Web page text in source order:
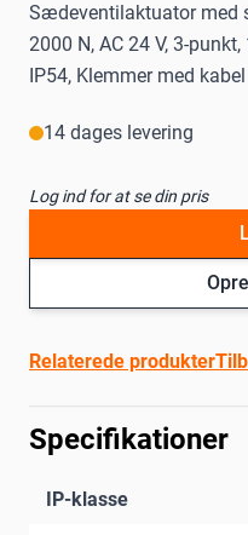
Sædeventilaktuator med
2000 N, AC 24 V, 3-
IP54, Klemmer med kabel
14 dages levering
Log ind for at se din pris
Relaterede produkter
Specifikationer
IP-klasse